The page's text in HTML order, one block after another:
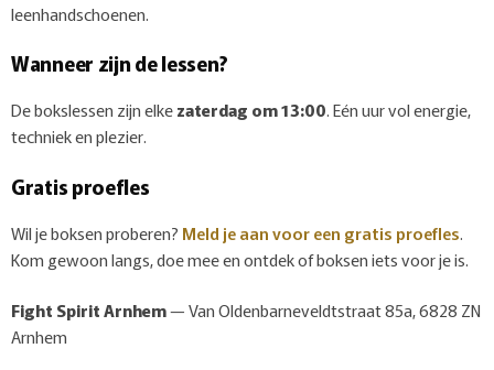
leenhandschoenen.
Wanneer zijn de lessen?
De bokslessen zijn elkezaterdag om 13:00. Eén uur vol energie,
techniek en plezier.
Gratis proefles
Wil je boksen proberen? Meld je aan voor een gratis proefles.
Kom gewoon langs, doe mee en ontdek of boksen iets voor je is.
Fight Spirit Arnhem— Van Oldenbarneveldtstraat 85a, 6828 ZN
Arnhem